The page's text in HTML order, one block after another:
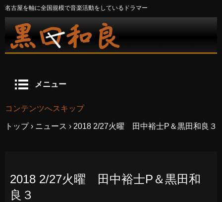
名古屋を軸に全国規模で音楽活動をしているドラマー
メニュー
コンテンツへスキップ
トップ › ニュース › 2018 2/27火曜 田中裕士P＆黒田和良３
2018 2/27火曜 田中裕士P＆黒田和
良３